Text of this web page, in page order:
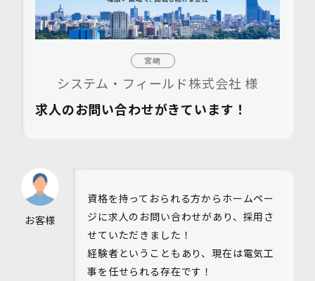
宮崎
システム・フィールド株式会社 様
求人のお問い合わせがきています！
お客様
資格を持っておられる方からホームペー
ジに求人のお問い合わせがあり、採用さ
せていただきました！
経験者ということもあり、現在は電気工
事を任せられる存在です！